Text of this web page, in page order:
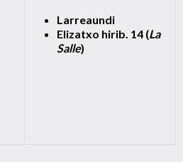
Larreaundi
Elizatxo hirib. 14 (La
Salle)